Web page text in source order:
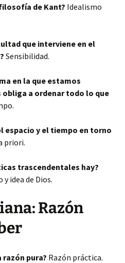
de Kant? Idealismo
que interviene en el
Sensibilidad.
en la que estamos
obliga a ordenar todo lo que
espacio y el tiempo en torno
priori.
trascendentales hay?
y idea de Dios.
Razón
razón pura? Razón práctica.